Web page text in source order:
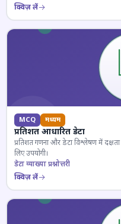
क्विज़ लें
MCQ मध्यम
प्रतिशत आधारित डेटा
प्रतिशत गणना और डेटा विश्लेषण में दक्षता
लिए उपयोगी।
डेटा व्याख्या प्रश्नोत्तरी
क्विज़ लें